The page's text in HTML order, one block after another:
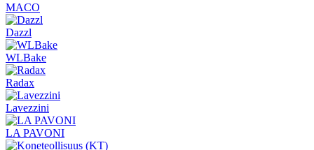
MACO
Dazzl
WLBake
Radax
Lavezzini
LA PAVONI